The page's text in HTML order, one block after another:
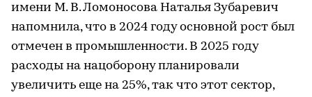
имени М. В. Ломоносова Наталья Зубаревич
напомнила, что в 2024 году основной рост был
отмечен в промышленности. В 2025 году
расходы на нацоборону планировали
увеличить еще на 25%, так что этот сектор,